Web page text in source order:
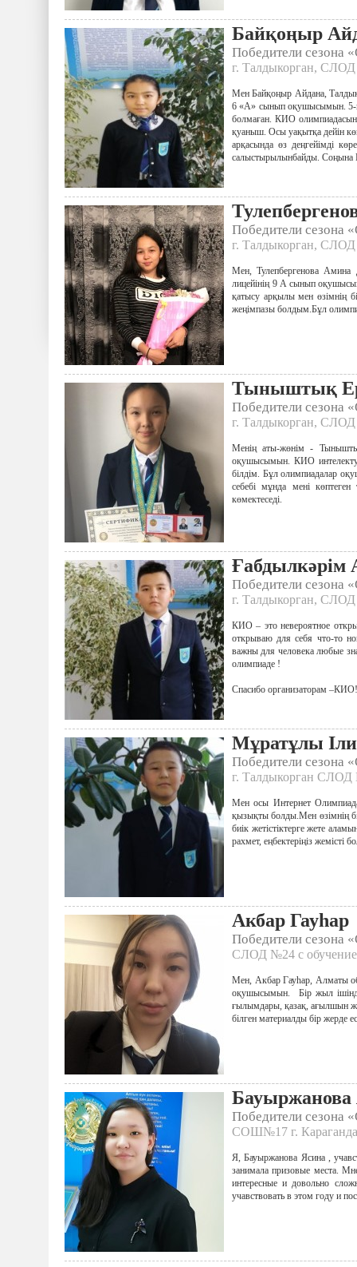
Байқоңыр
Победители сезона
г. Талдыкорган,
Мен Байқоңыр Айдана,
6 «А» сынып оқушысымын. 5-ші
болмаған. КИО
қуаныш. Осы уақытқа дейін
арқасында өз деңгейімді
салыстырылынбайды.
Победители сезона
г. Талдыкорган,
Мен, Тулепбергенова Амина
лицейінің 9 A сынып
қатысу арқылы мен өзімнің
жеңімпазы болдым.Бұл
Тыныштық
Победители сезона
г. Талдыкорган,
Менің аты-жөнім -
оқушысымын. КИО
білдім. Бұл олимпиадалар
себебі мұнда мені
көмектеседі.
Ғабдылкәрім
Победители сезона
г. Талдыкорган,
КИО – это невероятное
открываю для себя что-то
важны для человека любые
олимпиаде !
Спасибо организаторам
Мұратұлы
Победители сезона
г. Талдыкорган СЛОД
Мен осы Интернет
қызықты болды.Мен өзімнің
биік жетістіктерге жете
рахмет, еңбектеріңіз жемісті
Акбар Гауһар
Победители сезона
СЛОД №24 с
Мен, Акбар Гауһар, Алматы
оқушысымын. Бір жыл
ғылымдары, қазақ, ағылшын
білген материалды бір жерде
Бауыржанова
Победители сезона
СОШ№17 г.
Я, Бауыржанова Ясина ,
занимала призовые места.
интересные и довольно
учавствовать в этом году и